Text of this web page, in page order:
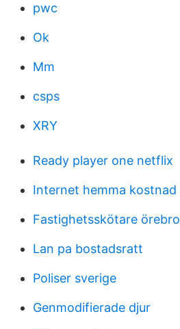
pwc
Ok
Mm
csps
XRY
Ready player one netflix
Internet hemma kostnad
Fastighetsskötare örebro
Lan pa bostadsratt
Poliser sverige
Genmodifierade djur